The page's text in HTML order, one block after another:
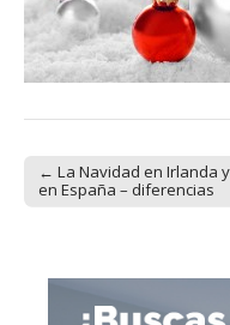
Post navigation
← La Navidad en Irlanda y
en España – diferencias